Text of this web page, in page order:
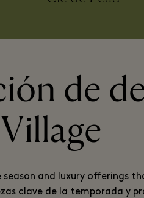
de
season and luxury offerings
clave de la temporada y